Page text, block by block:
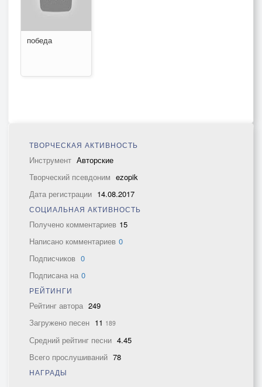
победа
ТВОРЧЕСКАЯ АКТИВНОСТЬ
Инструмент Авторские
Творческий псевдоним ezopik
Дата регистрации 14.08.2017
СОЦИАЛЬНАЯ АКТИВНОСТЬ
Получено комментариев 15
Написано комментариев 0
Подписчиков 0
Подписана на 0
РЕЙТИНГИ
Рейтинг автора 249
Загружено песен 11 189
Средний рейтинг песни 4.45
Всего прослушиваний 78
НАГРАДЫ